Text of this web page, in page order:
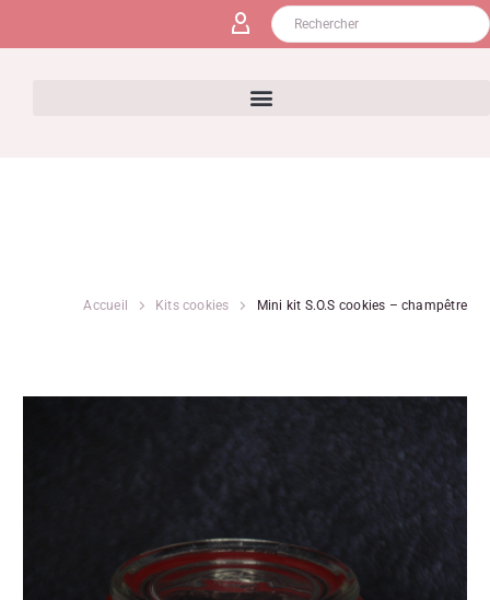
Accueil Kits cookies Mini kit S.O.S cookies – champêtre